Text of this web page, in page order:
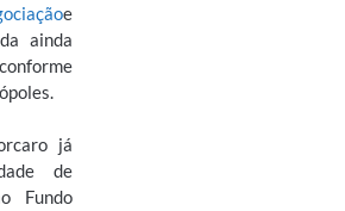
e
ainda
já
de
Fundo